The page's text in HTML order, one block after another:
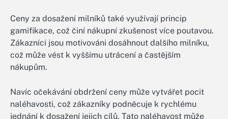
Ceny za dosažení milníků také využívají princip
gamifikace, což činí nákupní zkušenost více poutavou.
Zákazníci jsou motivováni dosáhnout dalšího milníku,
což může vést k vyššímu utrácení a častějším
nákupům.
Navíc očekávání obdržení ceny může vytvářet pocit
naléhavosti, což zákazníky podněcuje k rychlému
jednání k dosažení jejich cílů. Tato naléhavost může